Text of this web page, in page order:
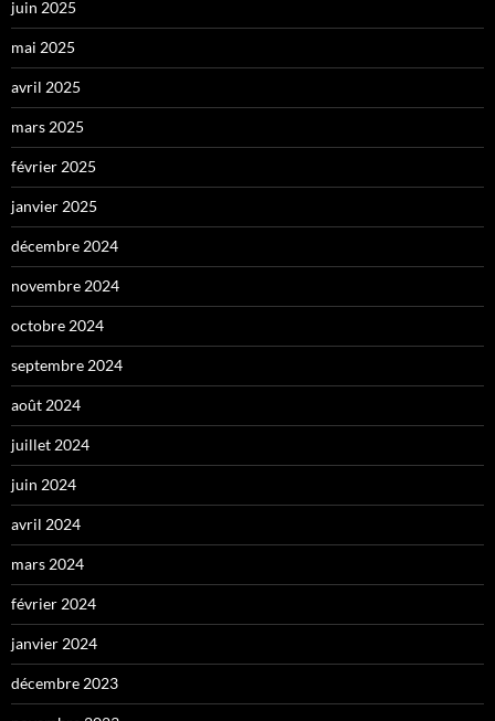
juin 2025
mai 2025
avril 2025
mars 2025
février 2025
janvier 2025
décembre 2024
novembre 2024
octobre 2024
septembre 2024
août 2024
juillet 2024
juin 2024
avril 2024
mars 2024
février 2024
janvier 2024
décembre 2023